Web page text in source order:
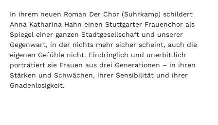
In ihrem neuen Roman Der Chor (Suhrkamp) schildert
Anna Katharina Hahn einen Stuttgarter Frauenchor als
Spiegel einer ganzen Stadtgesellschaft und unserer
Gegenwart, in der nichts mehr sicher scheint, auch die
eigenen Gefühle nicht. Eindringlich und unerbittlich
porträtiert sie Frauen aus drei Generationen – in ihren
Stärken und Schwächen, ihrer Sensibilität und ihrer
Gnadenlosigkeit.